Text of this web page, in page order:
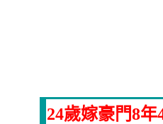
24歲嫁豪門8